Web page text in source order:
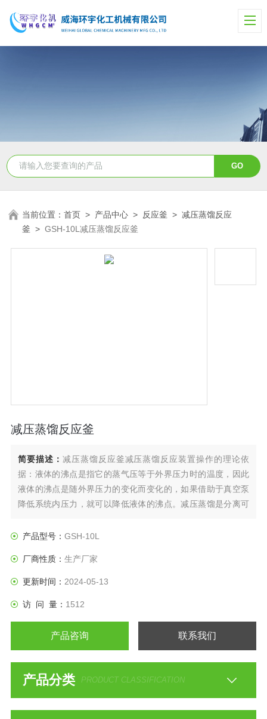
当前位置：首页 > 产品中心 > 反应釜 >减压蒸馏反应
釜 >GSH-10L减压蒸馏反应釜
减压蒸馏反应釜
简要描述： 减压蒸馏反应釜减压蒸馏反应装置操作的理论依
据：液体的沸点是指它的蒸气压等于外界压力时的温度，因此
液体的沸点是随外界压力的变化而变化的，如果借助于真空泵
降低系统内压力，就可以降低液体的沸点。减压蒸馏是分离可
产品型号： GSH-10L
厂商性质： 生产厂家
更新时间： 2024-05-13
访 问 量： 1512
产品咨询 联系我们
产品分类 PRODUCT CLASSIFICATION